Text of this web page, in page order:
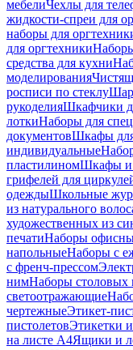
мебелиЧехлы для
жидкости-спреи для
наборы для
для оргтехники
средства для кухни
моделирования
росписи по стеклу
рукоделияШкафчики
лоткиНаборы для
документовШкафы
индивидуальные
пластилиномШкафы и
грифелей для
одеждыШкольные
из натурального
художественных из
печатиНаборы
напольныеНаборы с
с френч-прессом
нимНаборы столовых
светоотражающие
чертежныеЭтикет-
пистолетовЭтикетки
на листе А4Ящики и